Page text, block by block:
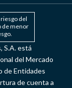
del
de menor
S.A. está
del Mercado
de Entidades
de cuenta a